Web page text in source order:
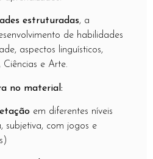
estruturadas, a
de habilidades
aspectos linguísticos,
e Arte.
no material:
em diferentes níveis
subjetiva, com jogos e